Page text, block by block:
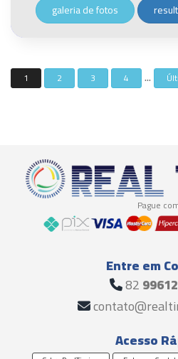
galeria de fotos
1 2 3 4 ...
Pague
Entre em
82
Acesso